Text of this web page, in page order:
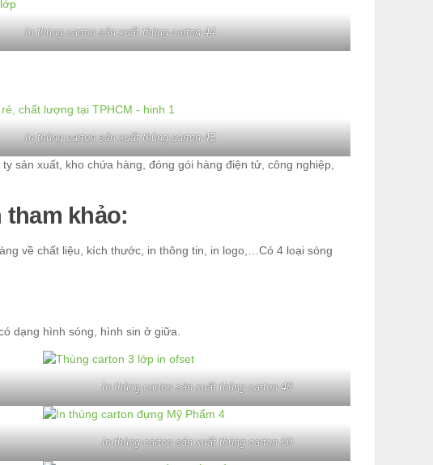
In thùng carton sản xuất thùng carton 44
In thùng carton sản xuất thùng carton 45
sản xuất, kho chứa hàng, đóng gói hàng điện tử, công nghiệp,
khảo:
về chất liệu, kích thước, in thông tin, in logo,…Có 4 loại sóng
dạng hình sóng, hình sin ở giữa.
In thùng carton sản xuất thùng carton 48
In thùng carton sản xuất thùng carton 50